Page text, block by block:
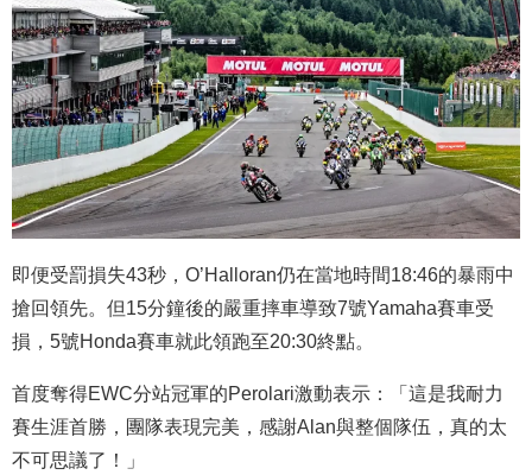
即便受罰損失43秒，O’Halloran仍在當地時間18:46的暴雨中
搶回領先。但15分鐘後的嚴重摔車導致7號Yamaha賽車受
損，5號Honda賽車就此領跑至20:30終點。
首度奪得EWC分站冠軍的Perolari激動表示：「這是我耐力
賽生涯首勝，團隊表現完美，感謝Alan與整個隊伍，真的太
不可思議了！」